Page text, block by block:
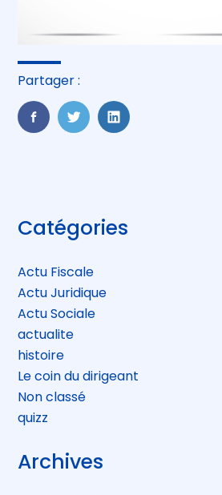
Partager :
FaceBook
TwitterLinkedIn
Blog
sidebar
Catégories
Actu Fiscale
Actu Juridique
Actu Sociale
actualite
histoire
Le coin du dirigeant
Non classé
quizz
Archives